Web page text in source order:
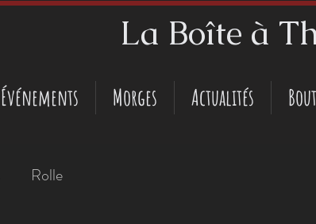
La Boîte à
Événements Morges Actualités
Rolle